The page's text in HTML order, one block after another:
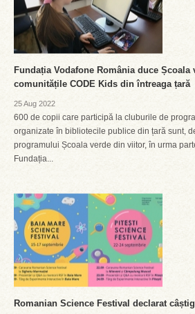
Fundația Vodafone România duce
comunitățile CODE Kids din întreaga țară
25 Aug 2022
600 de copii care participă la cluburile de
organizate în bibliotecile publice din țară sunt,
programului Școala verde din viitor, în urma
Fundația...
Romanian Science Festival declarat